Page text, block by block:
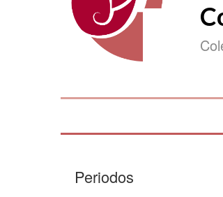
Periodos